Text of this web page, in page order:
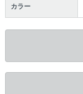
カラー